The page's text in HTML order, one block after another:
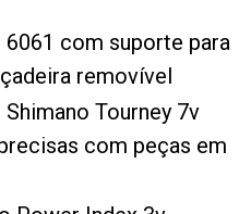
6061 com suporte para
removível
Tourney 7v
com peças em